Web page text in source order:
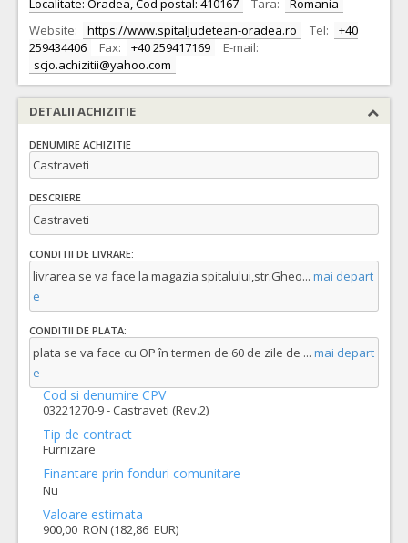
Localitate: Oradea, Cod postal: 410167
Tara:
Romania
Website:
https://www.spitaljudetean-oradea.ro Tel:
+40
259434406
Fax: +40 259417169
E-mail:
scjo.achizitii@yahoo.com
DETALII ACHIZITIE
DENUMIRE ACHIZITIE
Castraveti
DESCRIERE
Castraveti
CONDITII DE LIVRARE:
livrarea se va face la magazia spitalului,str.Gheo... mai depart
e
CONDITII DE PLATA:
plata se va face cu OP în termen de 60 de zile de ... mai depart
e
Cod si denumire CPV
03221270-9 - Castraveti (Rev.2)
Tip de contract
Furnizare
Finantare prin fonduri comunitare
Nu
Valoare estimata
900,00 RON (182,86 EUR)